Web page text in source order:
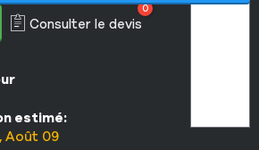
Consulter le devis
0
estimé:
Août 09